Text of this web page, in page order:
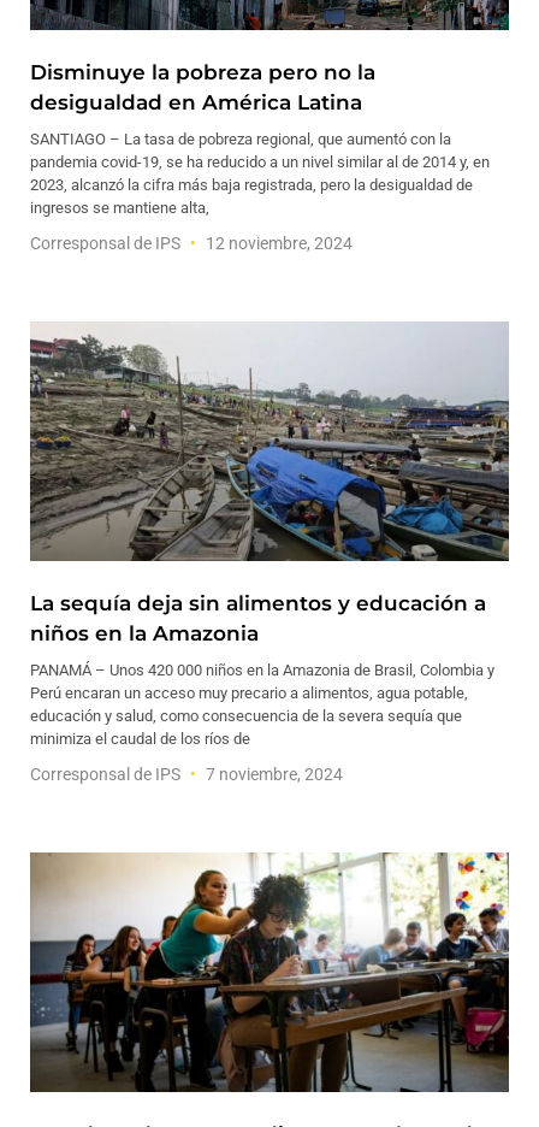
Disminuye la pobreza pero no la
desigualdad en América Latina
SANTIAGO – La tasa de pobreza regional, que aumentó con la
pandemia covid-19, se ha reducido a un nivel similar al de 2014 y, en
2023, alcanzó la cifra más baja registrada, pero la desigualdad de
ingresos se mantiene alta,
Corresponsal de IPS 12 noviembre, 2024
La sequía deja sin alimentos y educación a
niños en la Amazonia
PANAMÁ – Unos 420 000 niños en la Amazonia de Brasil, Colombia y
Perú encaran un acceso muy precario a alimentos, agua potable,
educación y salud, como consecuencia de la severa sequía que
minimiza el caudal de los ríos de
Corresponsal de IPS 7 noviembre, 2024